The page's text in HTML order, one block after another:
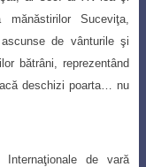
Suceviţa,
de vânturile şi
bătrâni, reprezentând
deschizi poarta… nu
de vară